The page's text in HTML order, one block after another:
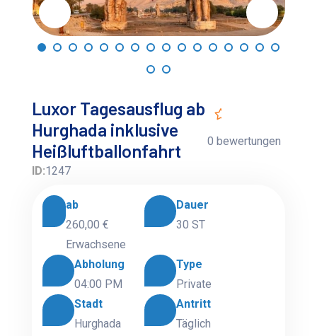
Luxor Tagesausflug ab
Hurghada inklusive
Heißluftballonfahrt
ID:1247
0 bewertungen
ab
260,00 €
Erwachsene
Dauer
30 ST
Abholung
04:00 PM
Type
Private
Stadt
Hurghada
Antritt
Täglich